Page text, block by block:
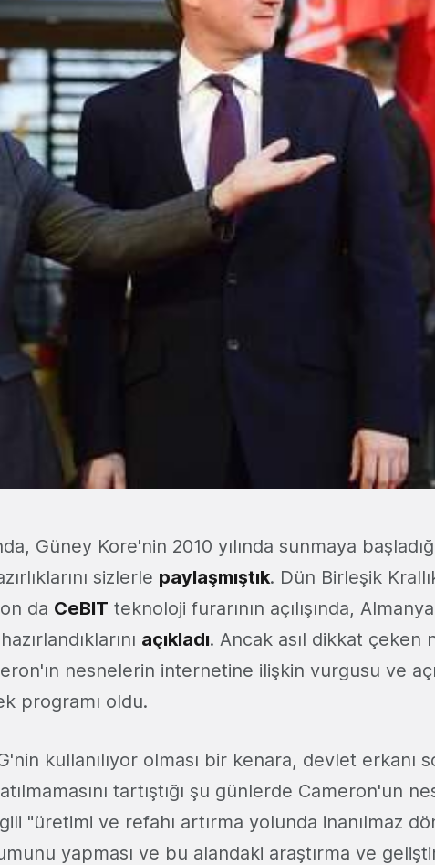
Güney Kore'nin 2010 yılında sunmaya
sizlerle paylaşmıştık. Dün Birleşik
da CeBIT teknoloji furarının açılışında,
açıkladı. Ancak asıl dikkat çeken
nesnelerin internetine ilişkin vurgusu ve
programı oldu.
kullanılıyor olması bir kenara, devlet erkanı
tartıştığı şu günlerde Cameron'un
"üretimi ve refahı artırma yolunda inanılmaz
yapması ve bu alandaki araştırma ve